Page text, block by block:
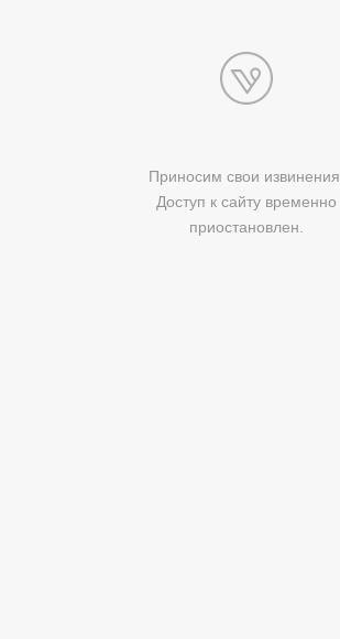
Приносим свои извинения.
Доступ к сайту временно
приостановлен.